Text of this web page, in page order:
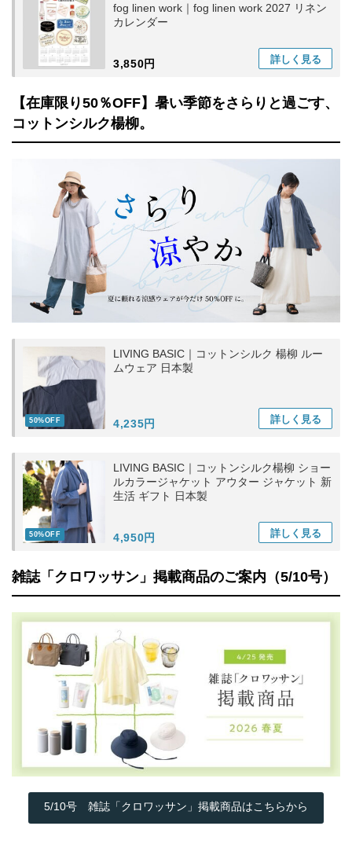
fog linen work｜fog linen work 2027 リネン
カレンダー
3,850円 詳しく 見る
【在庫限り50％OFF】暑い季節をさらりと過ごす、
コットンシルク楊柳。
50%OFF
LIVING BASIC｜コットンシルク 楊柳 ルー
ムウェア 日本製
4,235円 詳しく 見る
50%OFF
LIVING BASIC｜コットンシルク楊柳 ショー
ルカラージャケット アウター ジャケット 新
生活 ギフト 日本製
4,950円 詳しく 見る
雑誌「クロワッサン」掲載商品のご案内（5/10号）
5/10号 雑誌「クロワッサン」掲載商品はこちらから